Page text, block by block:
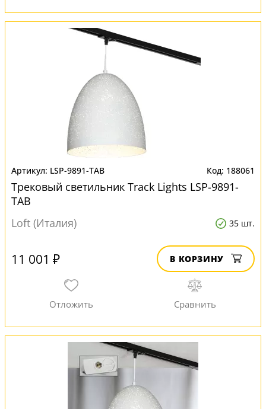
LSP-9891-TAB 188061
Трековый светильник Track Lights LSP-9891-
TAB
Loft (Италия)
35 шт.
11 001 ₽ В КОРЗИНУ